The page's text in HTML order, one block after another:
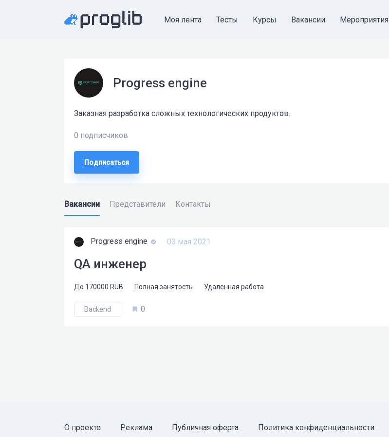
Моя лента Тесты Курсы Вакансии Мероприятия
Progress engine
Заказная разработка сложных технологических продуктов.
0 подписчиков
Подписаться
Вакансии Представители Контакты
Progress engine 03 мая 2021
QA инженер
До 170000 RUB Полная занятость Удаленная работа
Backend 0
О проекте Реклама Публичная оферта Политика конфиденциальности